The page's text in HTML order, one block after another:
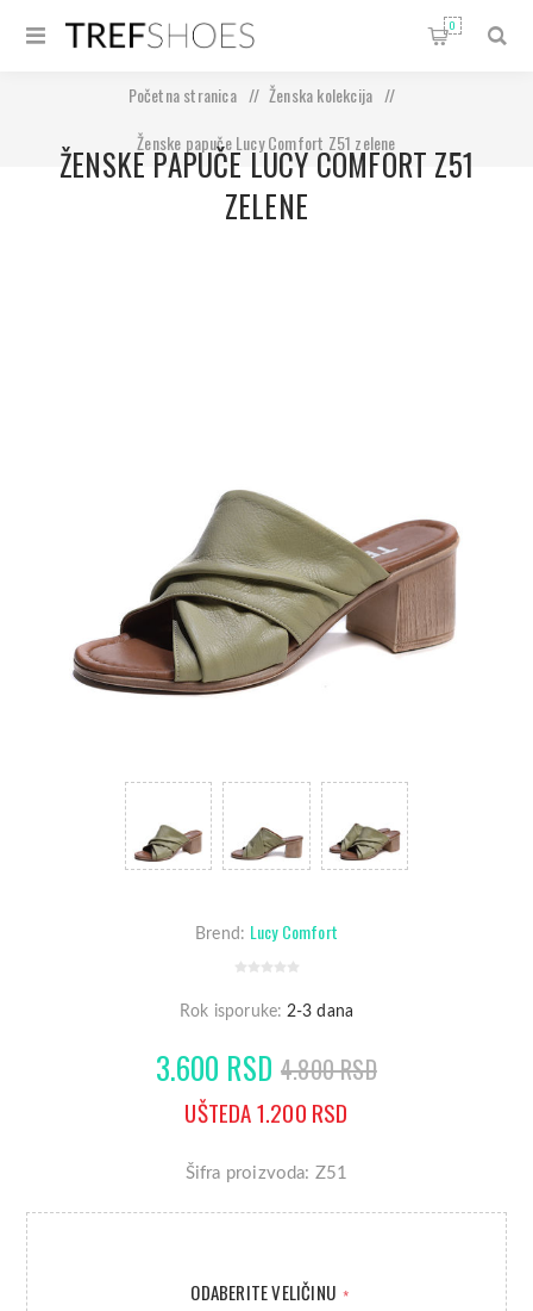
0
Početna stranica / Ženska kolekcija
/
Ženske papuče Lucy Comfort Z51 zelene
ŽENSKE PAPUČE LUCY COMFORT Z51
ZELENE
Brend: Lucy Comfort
Rok isporuke: 2-3 dana
3.600 RSD 4.800 RSD
UŠTEDA 1.200 RSD
Šifra proizvoda: Z51
ODABERITE VELIČINU *